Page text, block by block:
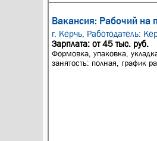
Вакансия: Рабочий на
г. Керчь, Работодатель:
Зарплата: от 45 тыс. руб.
Формовка, упаковка,
занятость: полная, график